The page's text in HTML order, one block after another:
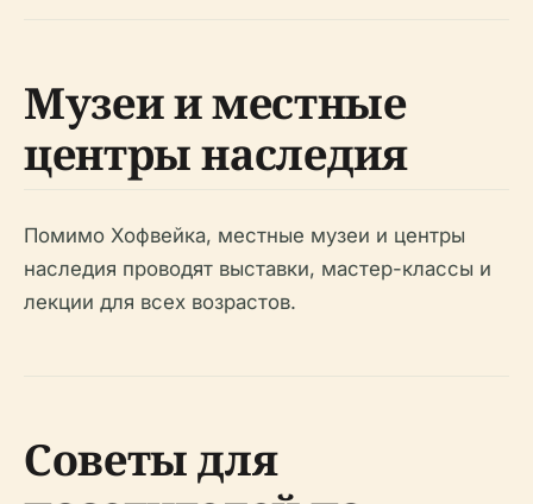
Музеи и местные
центры наследия
Помимо Хофвейка, местные музеи и центры
наследия проводят выставки, мастер-классы и
лекции для всех возрастов.
Советы для